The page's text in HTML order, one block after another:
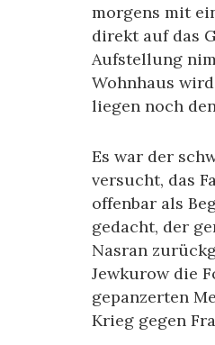
morgens mit
direkt auf das
Aufstellung
Wohnhaus
liegen noch
Es war der
versucht, das
offenbar als
gedacht, der
Nasran
Jewkurow die
gepanzerten
Krieg gegen